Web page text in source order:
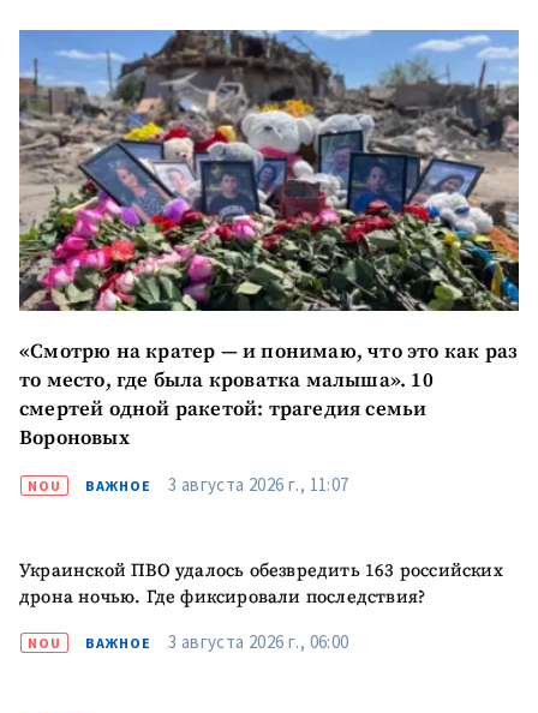
«Смотрю на кратер — и понимаю, что это как раз
то место, где была кроватка малыша». 10
смертей одной ракетой: трагедия семьи
Вороновых
NOU ВАЖНОЕ 3 августа 2026 г., 11:07
Украинской ПВО удалось обезвредить 163 российских
дрона ночью. Где фиксировали последствия?
NOU ВАЖНОЕ 3 августа 2026 г., 06:00